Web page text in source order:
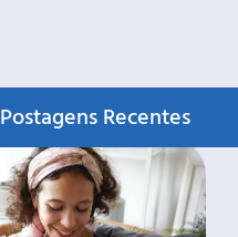
Postagens Recentes